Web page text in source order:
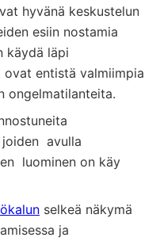
hyvänä keskustelun
esiin nostamia
käydä läpi
entistä valmiimpia
ongelmatilanteita.
avulla
luominen on käy
selkeä näkymä
ja